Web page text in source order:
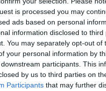
is processed you may
ads based on personal
information disclosed to
You may separately opt-out of
your personal information by
downstream participants. This
by us to third parties on
Participants that may further
ημέρα (Κυριακή 3.1),
οι καταγγελίες από
νέα του δήλωση ο Μ.